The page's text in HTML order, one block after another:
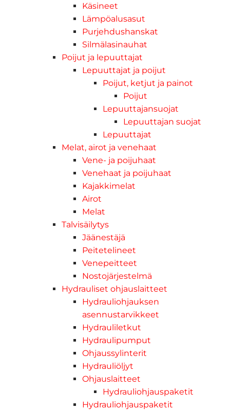
Käsineet
Lämpöalusasut
Purjehdushanskat
Silmälasinauhat
Poijut ja lepuuttajat
Lepuuttajat ja poijut
Poijut, ketjut ja painot
Poijut
Lepuuttajansuojat
Lepuuttajan suojat
Lepuuttajat
Melat, airot ja venehaat
Vene- ja poijuhaat
Venehaat ja poijuhaat
Kajakkimelat
Airot
Melat
Talvisäilytys
Jäänestäjä
Peitetelineet
Venepeitteet
Nostojärjestelmä
Hydrauliset ohjauslaitteet
Hydrauliohjauksen
asennustarvikkeet
Hydrauliletkut
Hydraulipumput
Ohjaussylinterit
Hydrauliöljyt
Ohjauslaitteet
Hydrauliohjauspaketit
Hydrauliohjauspaketit